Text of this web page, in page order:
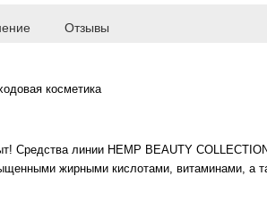
Отзывы
косметика
Средства линии HEMP BEAUTY
жирными кислотами, витаминами, а